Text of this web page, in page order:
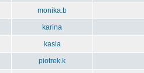
monika.b
karina
kasia
piotrek.k